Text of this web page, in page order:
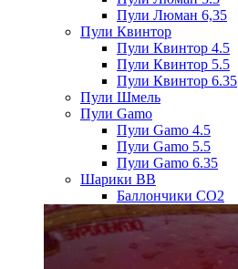
Пули Люман 6,35
Пули Квинтор
Пули Квинтор 4.5
Пули Квинтор 5.5
Пули Квинтор 6.35
Пули Шмель
Пули Gamo
Пули Gamo 4.5
Пули Gamo 5.5
Пули Gamo 6.35
Шарики BB
Баллончики CO2